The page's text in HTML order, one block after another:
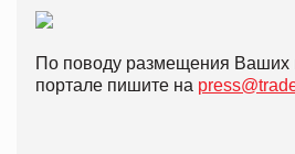
По поводу размещения Ваших
портале пишите на